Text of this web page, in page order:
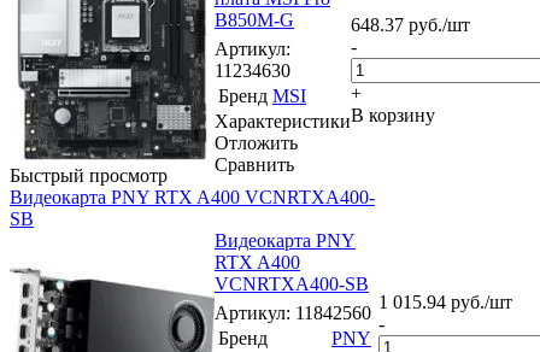
Быстрый просмотр
B850M-G
Артикул:
11234630
Бренд MSI
Характеристики
Отложить
Сравнить
648.37 руб./шт
-
+
В корзину
Видеокарта PNY RTX A400 VCNRTXA400-
SB
Видеокарта PNY
RTX A400
VCNRTXA400-SB
Артикул: 11842560
Бренд
PNY
1 015.94 руб./шт
-